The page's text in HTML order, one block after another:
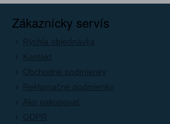
Zákaznícky servís
Rýchla objednávka
Kontakt
Obchodné podmienky
Reklamačné podmienky
Ako nakupovať
GDPR